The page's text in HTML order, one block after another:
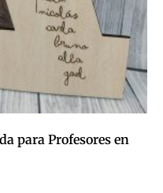
para Profesores en